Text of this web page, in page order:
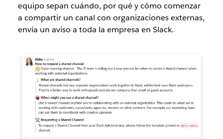
equipo sepan cuándo, por qué y cómo comenzar
a compartir un canal con organizaciones externas,
envía un aviso a toda la empresa en Slack.